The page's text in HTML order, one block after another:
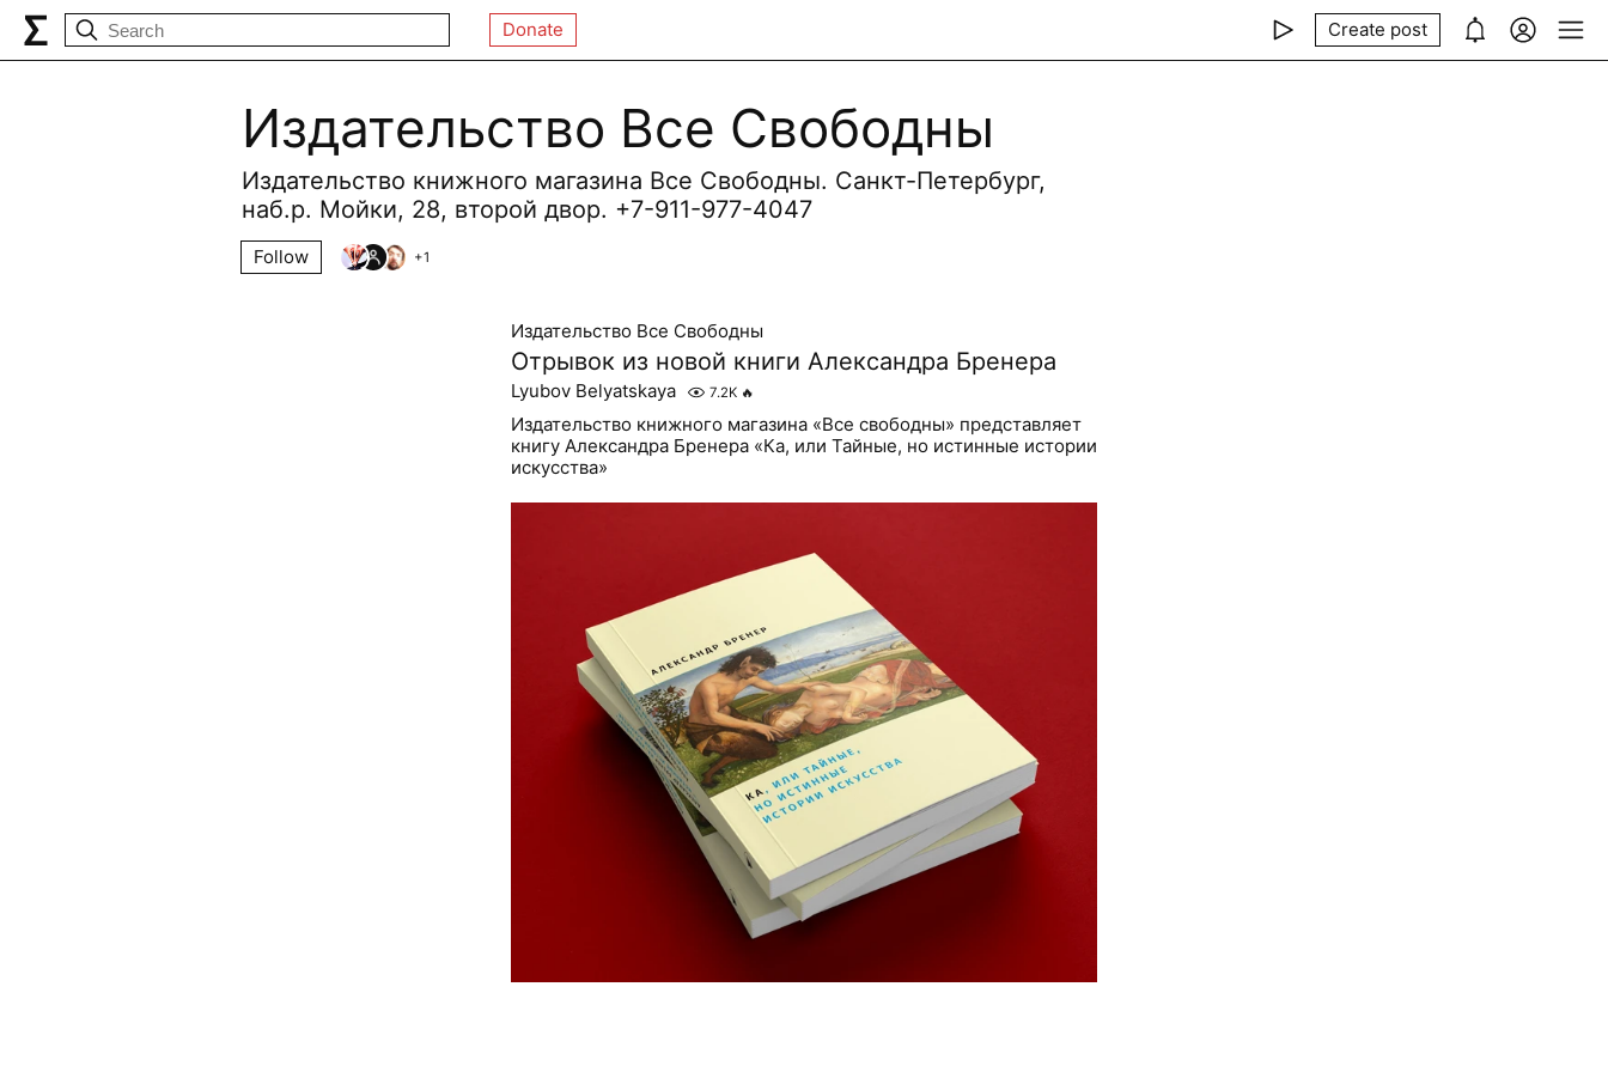
Donate Create post
Издательство Все Свободны
Издательство книжного магазина Все Свободны. Санкт-Петербург,
наб.р. Мойки, 28, второй двор. +7-911-977-4047
Follow +1
Издательство Все Свободны
Отрывок из новой книги Александра Бренера
Lyubov Belyatskaya 7.2K 🔥
Издательство книжного магазина «Все свободны» представляет
книгу Александра Бренера «Ка, или Тайные, но истинные истории
искусства»